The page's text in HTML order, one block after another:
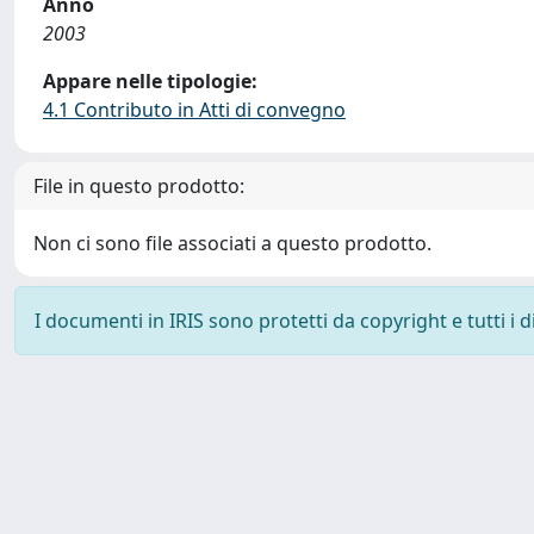
2003
Appare nelle tipologie:
4.1 Contributo in Atti di convegno
File in questo prodotto:
Non ci sono file associati a questo prodotto.
I documenti in IRIS sono protetti da copyright e tutti i